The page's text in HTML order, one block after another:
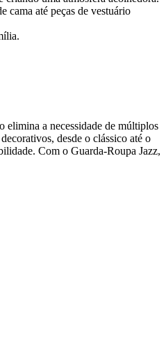
cama até peças de vestuário
elimina a necessidade de múltiplos
desde o clássico até o
Com o Guarda-Roupa Jazz,